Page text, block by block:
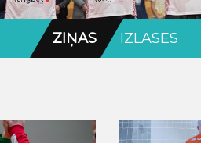
ZIŅAS IZLASES